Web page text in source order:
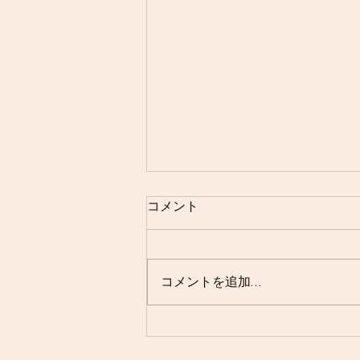
７月２７日 第３７回中学生
コメント
コメントを追加…